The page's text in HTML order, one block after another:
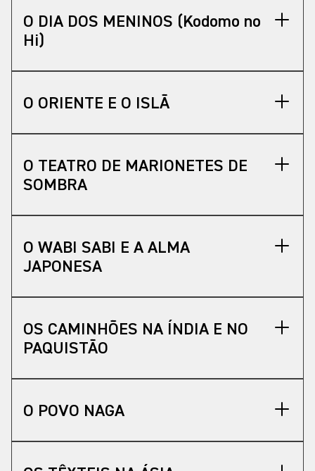
O DIA DOS MENINOS (Kodomo no
Hi)
O ORIENTE E O ISLÃ
O TEATRO DE MARIONETES DE
SOMBRA
O WABI SABI E A ALMA
JAPONESA
OS CAMINHÕES NA ÍNDIA E NO
PAQUISTÃO
O POVO NAGA